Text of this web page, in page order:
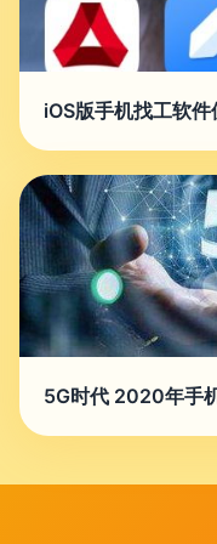
iOS版手机找工软
5G时代 2020年手